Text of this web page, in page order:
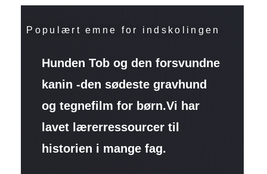
Populært emne for indskolingen
Hunden Tob og den forsvundne
kanin -den sødeste gravhund
og tegnefilm for børn.Vi har
lavet lærerressourcer til
historien i mange fag.